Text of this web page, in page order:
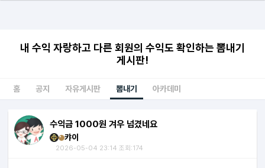
내 수익 자랑하고 다른 회원의 수익도 확인하는 뽐내기
게시판!
홈 공지 자유게시판 뽐내기 아카데미
수익금 1000원 겨우 넘겼네요
캬이
2026-05-04 23:14 조회:174